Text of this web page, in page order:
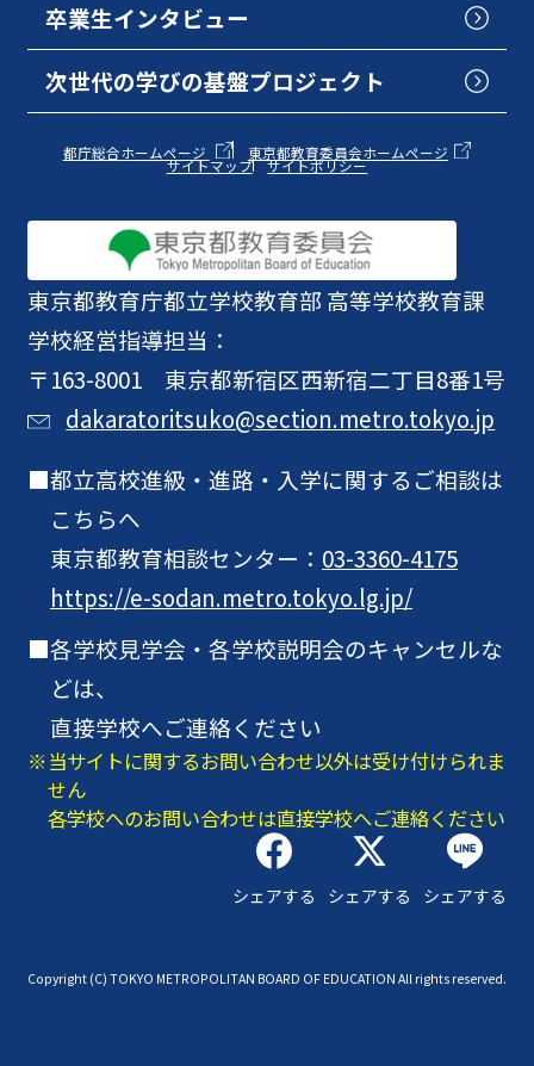
東京都教育庁都立学校教育部 高等学校教育課
学校経営指導担当：
〒163-8001 東京都新宿区西新宿二丁目8番1号
dakaratoritsuko@section.metro.tokyo.jp
都立高校進級・進路・入学に関するご相談は
こちらへ
東京都教育相談センター： 03-3360-4175
https://e-sodan.metro.tokyo.lg.jp/
各学校見学会・各学校説明会のキャンセルな
どは、
直接学校へご連絡ください
当サイトに関するお問い合わせ以外は受け付けられま
せん
各学校へのお問い合わせは直接学校へご連絡ください
シェアする シェアする シェアする
卒業生インタビュー
次世代の学びの基盤プロジェクト
都庁総合ホームページ 東京都教育委員会ホームページ
サイトマップ サイトポリシー
Copyright (C) TOKYO METROPOLITAN BOARD OF EDUCATION All rights reserved.